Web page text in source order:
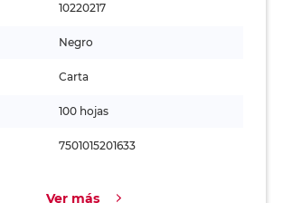
10220217
Negro
Carta
100 hojas
7501015201633
Ver más